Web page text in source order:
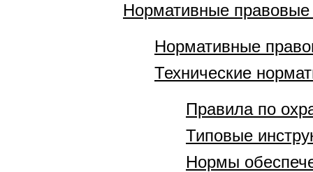
Нормативные правовые
Нормативные
Технические
Правила по
Типовые
Нормы